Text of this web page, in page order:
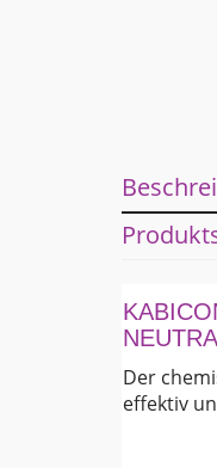
Der
effektiv